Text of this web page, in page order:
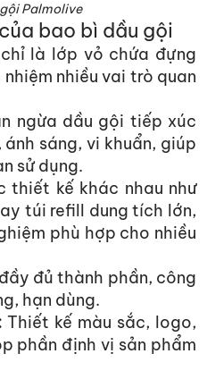
Palmolive
bao bì dầu gội
là lớp vỏ chứa đựng
nhiều vai trò quan
ngừa dầu gội tiếp xúc
sáng, vi khuẩn, giúp
sử dụng.
thiết kế khác nhau như
túi refill dung tích lớn,
phù hợp cho nhiều
đủ thành phần, công
hạn dùng.
Thiết kế màu sắc, logo,
phần định vị sản phẩm